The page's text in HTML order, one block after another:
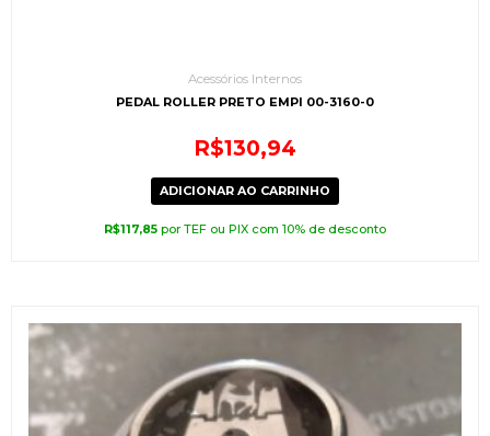
Acessórios Internos
PEDAL ROLLER PRETO EMPI 00-3160-0
R$130,94
ADICIONAR AO CARRINHO
R$117,85 por TEF ou PIX com 10% de desconto